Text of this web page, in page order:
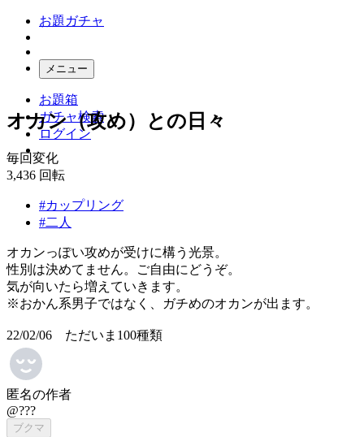
お題ガチャ
メニュー
お題箱
ガチャ検索
ログイン
オカン（攻め）との日々
毎回変化
3,436 回転
#カップリング
#二人
オカンっぽい攻めが受けに構う光景。
性別は決めてません。ご自由にどうぞ。
気が向いたら増えていきます。
※おかん系男子ではなく、ガチめのオカンが出ます。
22/02/06 ただいま100種類
匿名の作者
@???
ブクマ